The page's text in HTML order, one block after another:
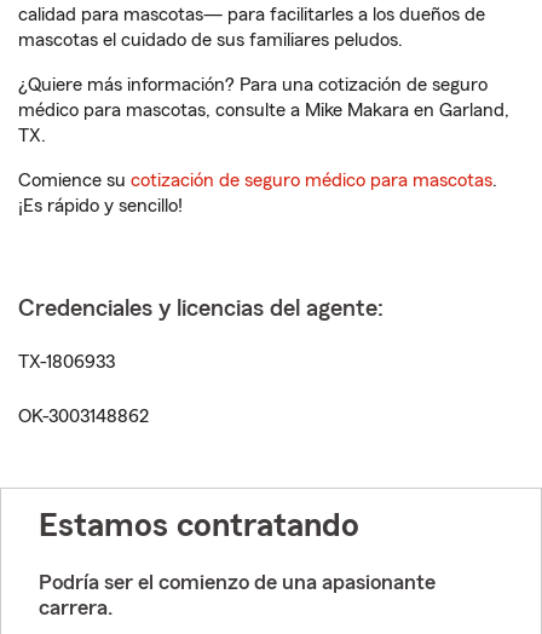
calidad para mascotas— para facilitarles a los dueños de
mascotas el cuidado de sus familiares peludos.
¿Quiere más información? Para una cotización de seguro
médico para mascotas, consulte a Mike Makara en Garland,
TX.
Comience su cotización de seguro médico para mascotas.
¡Es rápido y sencillo!
Credenciales y licencias del agente:
TX-1806933
OK-3003148862
Estamos contratando
Podría ser el comienzo de una apasionante
carrera.